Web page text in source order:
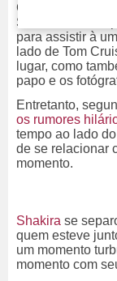
Como você
Shakira marcou
para assistir à
lado de Tom
lugar, como
papo e os
Entretanto,
os rumores
tempo ao lado
de se relacionar
momento.
Shakira se
quem esteve
um momento
momento com